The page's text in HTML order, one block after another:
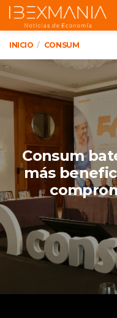
INICIO CONSUM
Consum
más